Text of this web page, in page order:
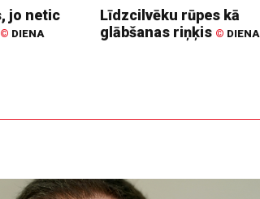
jo netic
© DIENA
Līdzcilvēku rūpes kā
glābšanas riņķis © DIENA